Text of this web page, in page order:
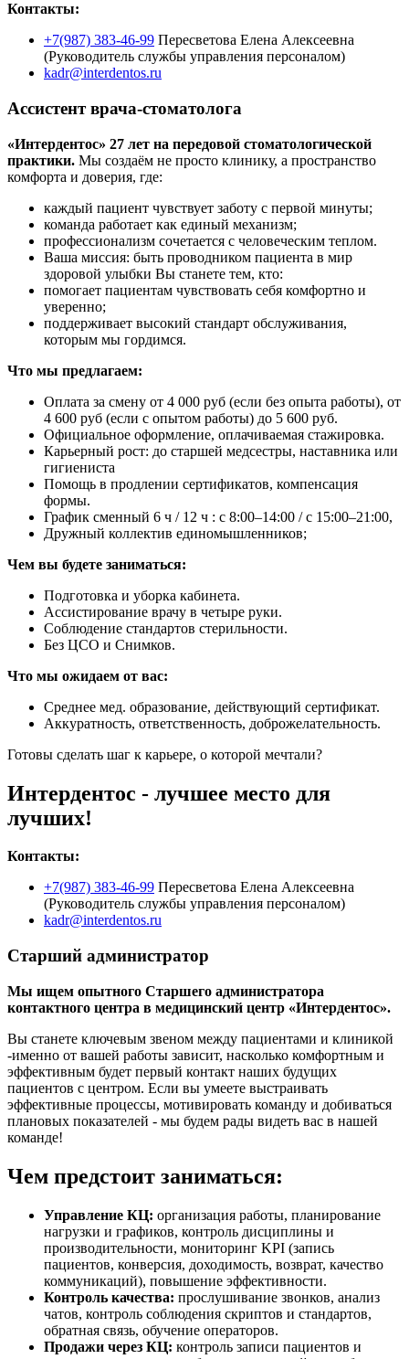
Контакты:
+7(987) 383-46-99 Пересветова Елена Алексеевна
(Руководитель службы управления персоналом)
kadr@interdentos.ru
Ассистент врача-стоматолога
«Интердентос» 27 лет на передовой стоматологической
практики. Мы создаём не просто клинику, а пространство
комфорта и доверия, где:
каждый пациент чувствует заботу с первой минуты;
команда работает как единый механизм;
профессионализм сочетается с человеческим теплом.
Ваша миссия: быть проводником пациента в мир
здоровой улыбки Вы станете тем, кто:
помогает пациентам чувствовать себя комфортно и
уверенно;
поддерживает высокий стандарт обслуживания,
которым мы гордимся.
Что мы предлагаем:
Оплата за смену от 4 000 руб (если без опыта работы), от
4 600 руб (если с опытом работы) до 5 600 руб.
Официальное оформление, оплачиваемая стажировка.
Карьерный рост: до старшей медсестры, наставника или
гигиениста
Помощь в продлении сертификатов, компенсация
формы.
График сменный 6 ч / 12 ч : с 8:00–14:00 / с 15:00–21:00,
Дружный коллектив единомышленников;
Чем вы будете заниматься:
Подготовка и уборка кабинета.
Ассистирование врачу в четыре руки.
Соблюдение стандартов стерильности.
Без ЦСО и Снимков.
Что мы ожидаем от вас:
Среднее мед. образование, действующий сертификат.
Аккуратность, ответственность, доброжелательность.
Готовы сделать шаг к карьере, о которой мечтали?
Интердентос - лучшее место для
лучших!
Контакты:
+7(987) 383-46-99 Пересветова Елена Алексеевна
(Руководитель службы управления персоналом)
kadr@interdentos.ru
Старший администратор
Мы ищем опытного Старшего администратора
контактного центра в медицинский центр «Интердентос».
Вы станете ключевым звеном между пациентами и клиникой
-именно от вашей работы зависит, насколько комфортным и
эффективным будет первый контакт наших будущих
пациентов с центром. Если вы умеете выстраивать
эффективные процессы, мотивировать команду и добиваться
плановых показателей - мы будем рады видеть вас в нашей
команде!
Чем предстоит заниматься:
Управление КЦ: организация работы, планирование
нагрузки и графиков, контроль дисциплины и
производительности, мониторинг KPI (запись
пациентов, конверсия, доходимость, возврат, качество
коммуникаций), повышение эффективности.
Контроль качества: прослушивание звонков, анализ
чатов, контроль соблюдения скриптов и стандартов,
обратная связь, обучение операторов.
Продажи через КЦ: контроль записи пациентов и